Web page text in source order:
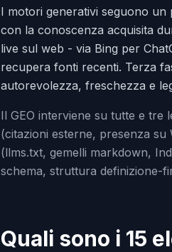
I motori generativi seguono
con la conoscenza acquisita
live sul web - via Bing per
recupera fonti recenti. Terza
autorevolezza, freschezza e
Il GEO interviene su tutte e tre
(citazioni esterne, presenza
(llms.txt, gemelli markdown,
schema, struttura definizione-
Quali sono i 15